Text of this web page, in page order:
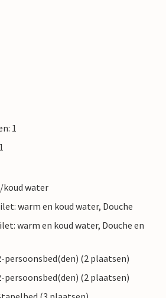
1
koud water
warm en koud water, Douche
warm en koud water, Douche en
persoonsbed(den) (2 plaatsen)
persoonsbed(den) (2 plaatsen)